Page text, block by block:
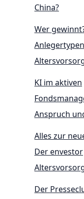
China?
Wer
KI im aktiven
Anspruch
Alles zur
Der envestor
Der